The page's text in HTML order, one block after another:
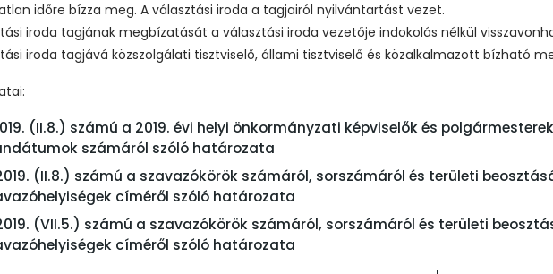
időre bízza meg. A választási iroda a tagjairól nyilvántartást vezet.
iroda tagjának megbízatását a választási iroda vezetője indokolás nélkül
iroda tagjává közszolgálati tisztviselő, állami tisztviselő és közalkalmazott bízható
(II.8.) számú a 2019. évi helyi önkormányzati képviselők és
számáról szóló határozata
(II.8.) számú a szavazókörök számáról, sorszámáról és területi
címéről szóló határozata
(VII.5.) számú a szavazókörök számáról, sorszámáról és területi
címéről szóló határozata